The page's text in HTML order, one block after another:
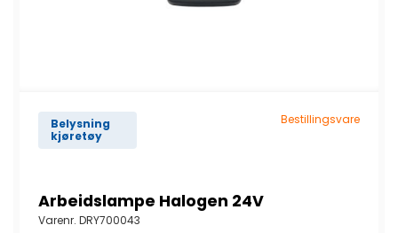
Belysning
kjøretøy
Bestillingsvare
Arbeidslampe Halogen 24V
Varenr. DRY700043